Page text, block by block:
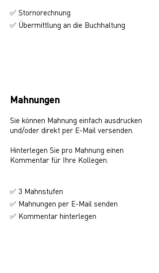
✅ Stornorechnung
✅ Übermittlung an die Buchhaltung
Mahnungen
Sie können Mahnung einfach ausdrucken
und/oder direkt per E-Mail versenden.
Hinterlegen Sie pro Mahnung einen
Kommentar für Ihre Kollegen.
✅ 3 Mahnstufen
✅ Mahnungen per E-Mail senden
✅ Kommentar hinterlegen